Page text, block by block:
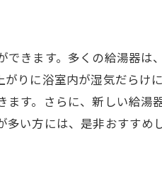
きます。多くの給湯器は
りに浴室内が湿気だらけ
す。さらに、新しい給湯
い方には、是非おすすめ